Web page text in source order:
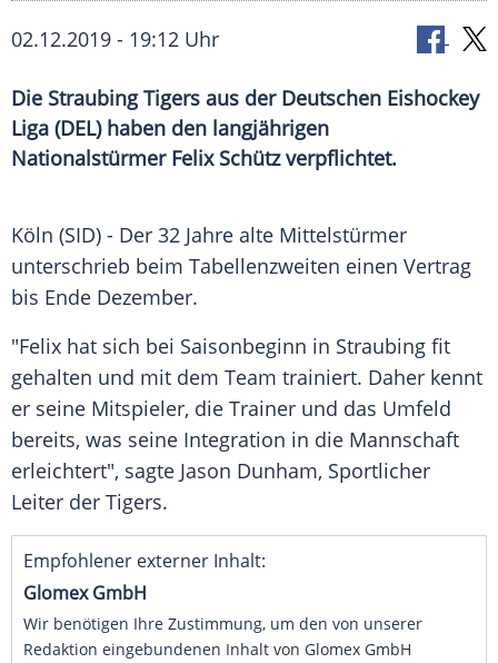
02.12.2019 - 19:12 Uhr
Die Straubing Tigers aus der Deutschen Eishockey
Liga (DEL) haben den langjährigen
Nationalstürmer Felix Schütz verpflichtet.
Köln (SID) - Der 32 Jahre alte Mittelstürmer
unterschrieb beim Tabellenzweiten einen Vertrag
bis Ende Dezember.
"Felix hat sich bei Saisonbeginn in Straubing fit
gehalten und mit dem Team trainiert. Daher kennt
er seine Mitspieler, die Trainer und das Umfeld
bereits, was seine Integration in die Mannschaft
erleichtert", sagte Jason Dunham, Sportlicher
Leiter der Tigers.
Empfohlener externer Inhalt:
Glomex GmbH
Wir benötigen Ihre Zustimmung, um den von unserer
Redaktion eingebundenen Inhalt von Glomex GmbH